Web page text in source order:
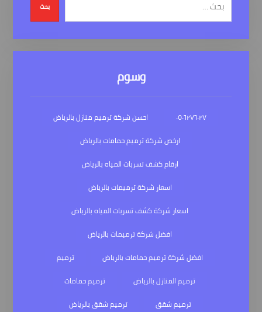
بحث
وسوم
٠٥٠٦٢٧٦٠٢٧
احسن شركة ترميم منازل بالرياض
ارخص شركة ترميم حمامات بالرياض
ارقام كشف تسربات المياه بالرياض
اسعار شركة ترميمات بالرياض
اسعار شركة كشف تسربات المياه بالرياض
افضل شركة ترميمات بالرياض
افضل شركة ترميم حمامات بالرياض
ترميم
ترميم المنازل بالرياض
ترميم حمامات
ترميم شقق
ترميم شقق بالرياض